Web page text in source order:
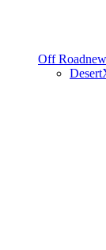
Off Roadnew